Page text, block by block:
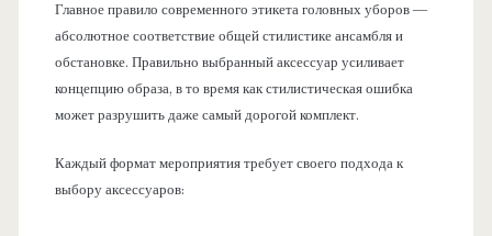
Главное правило современного этикета головных уборов —
абсолютное соответствие общей стилистике ансамбля и
обстановке. Правильно выбранный аксессуар усиливает
концепцию образа, в то время как стилистическая ошибка
может разрушить даже самый дорогой комплект.
Каждый формат мероприятия требует своего подхода к
выбору аксессуаров: